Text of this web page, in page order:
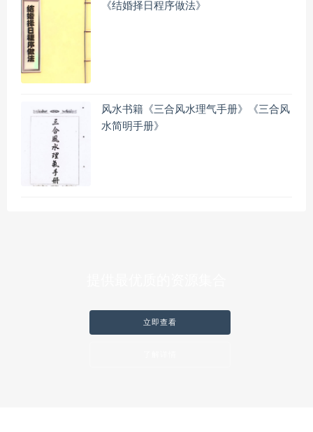
《结婚择日程序做法》
风水书籍《三合风水理气手册》《三合风
水简明手册》
立即查看